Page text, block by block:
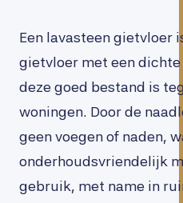
Een lavasteen gietvloer
gietvloer met een
deze goed bestand is
woningen. Door de
geen voegen of naden,
onderhoudsvriendelijk
gebruik, met name in